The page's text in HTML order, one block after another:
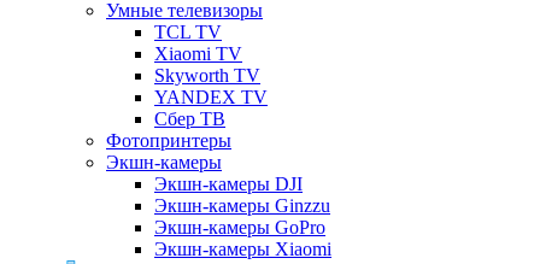
Умные телевизоры
TCL TV
Xiaomi TV
Skyworth TV
YANDEX TV
Сбер ТВ
Фотопринтеры
Экшн-камеры
Экшн-камеры DJI
Экшн-камеры Ginzzu
Экшн-камеры GoPro
Экшн-камеры Xiaomi